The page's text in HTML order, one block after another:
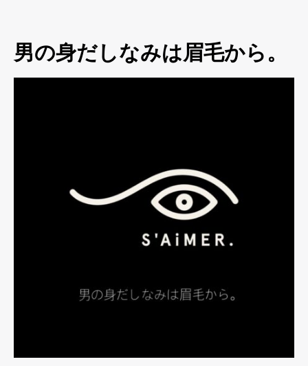
男の身だしなみは眉毛から。